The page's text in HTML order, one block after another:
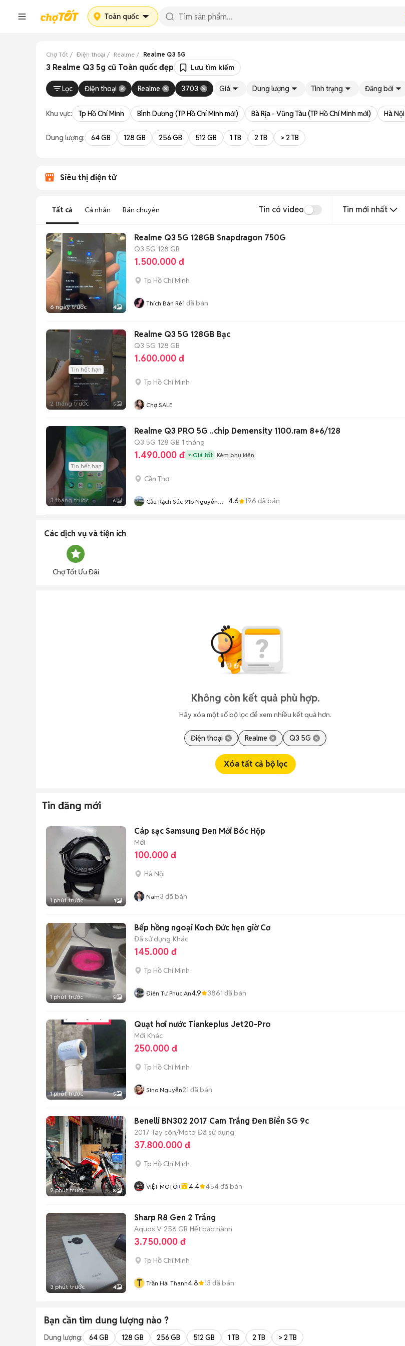
Toàn quốc
Chợ Tốt Điện thoại Realme Realme Q3 5G
3 Realme Q3 5g cũ Toàn quốc đẹp Lưu tìm kiếm
Lọc Điện thoại Realme 3703 Giá Dung lượng Tình trạng Đăng bởi
Khu vực: Tp Hồ Chí Minh Bình Dương (TP Hồ Chí Minh mới) Bà Rịa - Vũng Tàu (TP Hồ Chí Minh mới) Hà Nội
Dung lượng: 64 GB 128 GB 256 GB 512 GB 1 TB 2 TB > 2 TB
Siêu thị điện tử
Tất cả Cá nhân Bán chuyên Tin có video Tin mới nhất
6 ngày trước 4
Realme Q3 5G 128GB Snapdragon 750G
Q3 5G 128 GB
1.500.000 đ
Tp Hồ Chí Minh
Thích Bán Rẻ1 đã bán
Tin hết hạn
2 tháng trước 5
Realme Q3 5G 128GB Bạc
Q3 5G 128 GB
1.600.000 đ
Tp Hồ Chí Minh
Chợ SALE
Tin hết hạn
3 tháng trước 6
Realme Q3 PRO 5G ..chip Demensity 1100.ram 8+6/128
Q3 5G 128 GB 1 tháng
1.490.000 đ Giá tốt Kèm phụ kiện
Cần Thơ
Cầu Rạch Súc 91b Nguyễn
4.6 196 đã bán
Các dịch vụ và tiện ích
Chợ Tốt Ưu Đãi
Không còn kết quả phù hợp.
Hãy xóa một số bộ lọc để xem nhiều kết quả hơn.
Điện thoại Realme Q3 5G
Xóa tất cả bộ lọc
Tin đăng mới
1 phút trước 1
Cáp sạc Samsung Đen Mới Bóc Hộp
Mới
100.000 đ
Hà Nội
Nam3 đã bán
1 phút trước 5
Bếp hồng ngoại Koch Đức hẹn giờ Cơ
Đã sử dụng Khác
145.000 đ
Tp Hồ Chí Minh
Điên Tư Phuc An4.9 3861 đã bán
1 phút trước 5
Quạt hơi nước Tiankeplus Jet20-Pro
Mới Khác
250.000 đ
Tp Hồ Chí Minh
Sino Nguyễn21 đã bán
2 phút trước 8
Benelli BN302 2017 Cam Trắng Đen Biển SG 9c
2017 Tay côn/Moto Đã sử dụng
37.800.000 đ
Tp Hồ Chí Minh
VIỆT MOTOR 4.4 454đã bán
3 phút trước 4
Sharp R8 Gen 2 Trắng
Aquos V 256 GB Hết bảo hành
3.750.000 đ
Tp Hồ Chí Minh
T Trần Hải Thanh4.8 13 đã bán
Bạn cần tìm dung lượng nào ?
Dung lượng: 64 GB 128 GB 256 GB 512 GB 1 TB 2 TB > 2 TB